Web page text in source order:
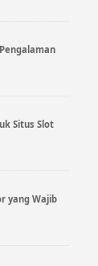
Situs Slot
yang Wajib